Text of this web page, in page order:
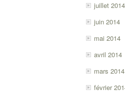
juillet 2014
juin 2014
mai 2014
avril 2014
mars 2014
février